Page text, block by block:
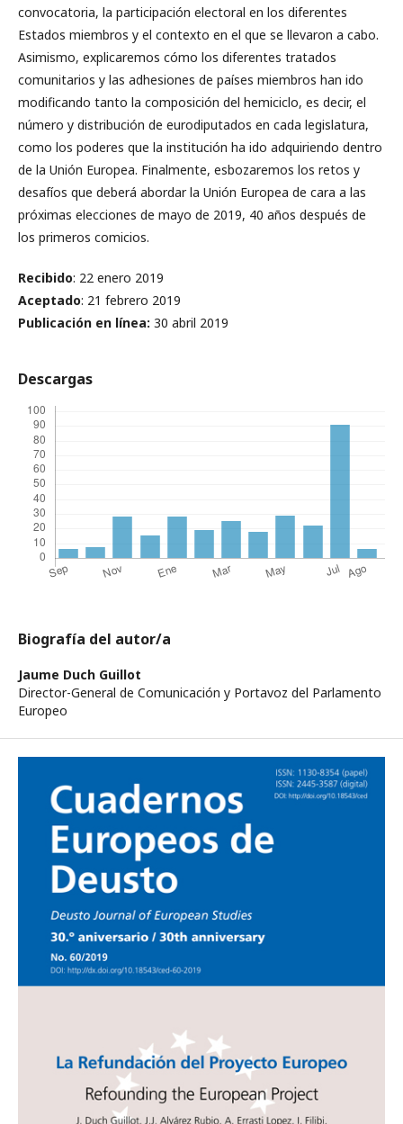
convocatoria, la participación electoral en los diferentes
Estados miembros y el contexto en el que se llevaron a cabo.
Asimismo, explicaremos cómo los diferentes tratados
comunitarios y las adhesiones de países miembros han ido
modificando tanto la composición del hemiciclo, es decir, el
número y distribución de eurodiputados en cada legislatura,
como los poderes que la institución ha ido adquiriendo dentro
de la Unión Europea. Finalmente, esbozaremos los retos y
desafíos que deberá abordar la Unión Europea de cara a las
próximas elecciones de mayo de 2019, 40 años después de
los primeros comicios.
Recibido: 22 enero 2019
Aceptado: 21 febrero 2019
Publicación en línea: 30 abril 2019
Descargas
Biografía del autor/a
Jaume Duch Guillot
Director-General de Comunicación y Portavoz del Parlamento
Europeo